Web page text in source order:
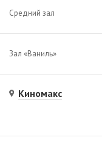
Средний зал
Зал «Ваниль»
Киномакс